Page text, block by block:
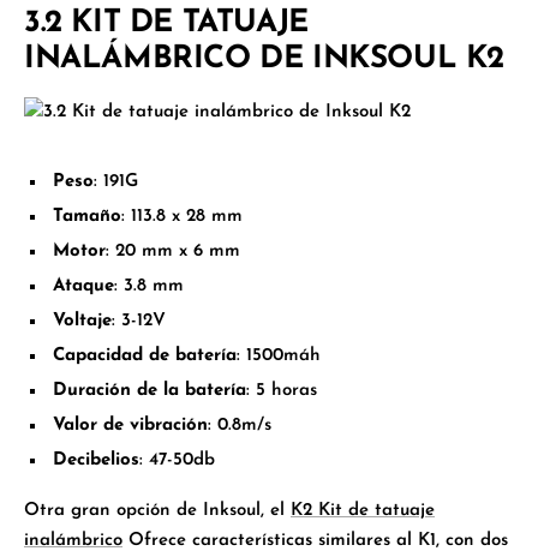
3.2 KIT DE TATUAJE
INALÁMBRICO DE INKSOUL K2
Peso: 191G
Tamaño: 113.8 x 28 mm
Motor: 20 mm x 6 mm
Ataque: 3.8 mm
Voltaje: 3-12V
Capacidad de batería: 1500máh
Duración de la batería: 5 horas
Valor de vibración: 0.8m/s
Decibelios: 47-50db
Otra gran opción de Inksoul, el K2 Kit de tatuaje
inalámbrico Ofrece características similares al K1, con dos